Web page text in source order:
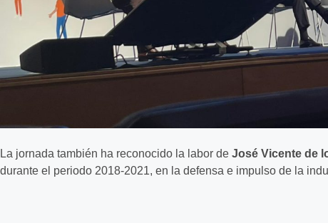
La jornada también ha reconocido la labor de José Vicente de
durante el periodo 2018-2021, en la defensa e impulso de la